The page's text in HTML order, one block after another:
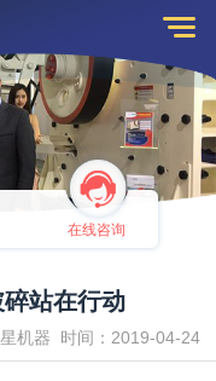
在线咨询
站在行动
机器 时间：2019-04-24